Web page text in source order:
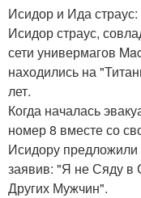
Исидор и Ида
Исидор страус,
сети универмагов
находились на
лет.
Когда началась
номер 8 вместе со
Исидору предложили
заявив: "Я не Сяду
Других Мужчин".